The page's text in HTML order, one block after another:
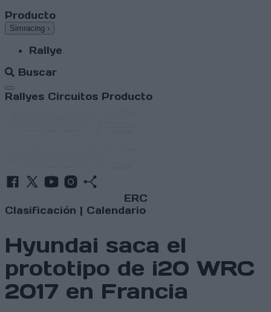
Producto
Simracing ›
Rallye
Buscar
Abrir menú
Rallyes Circuitos Producto
ERC
Clasificación | Calendario
Hyundai saca el
prototipo de i20 WRC
2017 en Francia